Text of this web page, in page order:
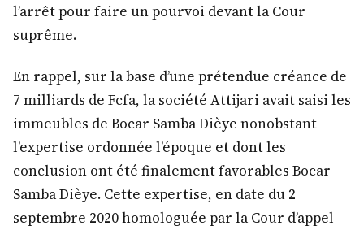
l’arrêt pour faire un pourvoi devant la Cour
suprême.
En rappel, sur la base d’une prétendue créance de
7 milliards de Fcfa, la société Attijari avait saisi les
immeubles de Bocar Samba Dièye nonobstant
l’expertise ordonnée l’époque et dont les
conclusion ont été finalement favorables Bocar
Samba Dièye. Cette expertise, en date du 2
septembre 2020 homologuée par la Cour d’appel